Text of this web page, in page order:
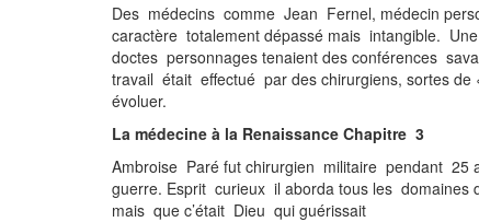
Des médecins comme Jean Fernel, médecin
caractère totalement dépassé mais intangible.
doctes personnages tenaient des conférences
travail était effectué par des chirurgiens, sortes
évoluer.
La médecine à la Renaissance Chapitre 3
Ambroise Paré fut chirurgien militaire pendant 25
guerre. Esprit curieux il aborda tous les domaines
mais que c’était